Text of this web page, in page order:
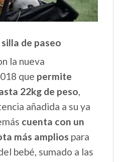
de paseo
la nueva
que permite
22kg de peso,
añadida a su ya
cuenta con un
más amplios para
bebé, sumado a las